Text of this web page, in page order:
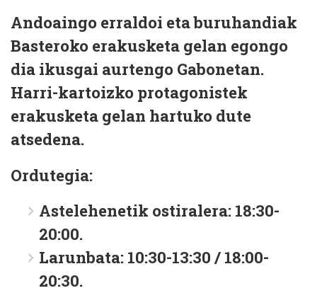
Andoaingo erraldoi eta buruhandiak
Basteroko erakusketa gelan egongo
dia ikusgai aurtengo Gabonetan.
Harri-kartoizko protagonistek
erakusketa gelan hartuko dute
atsedena.
Ordutegia:
Astelehenetik ostiralera: 18:30-
20:00.
Larunbata: 10:30-13:30 / 18:00-
20:30.